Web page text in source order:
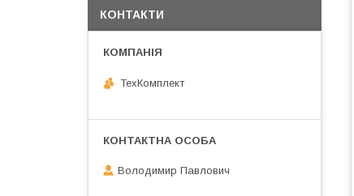
КОНТАКТИ
ТехКомплект
Володимир Павлович